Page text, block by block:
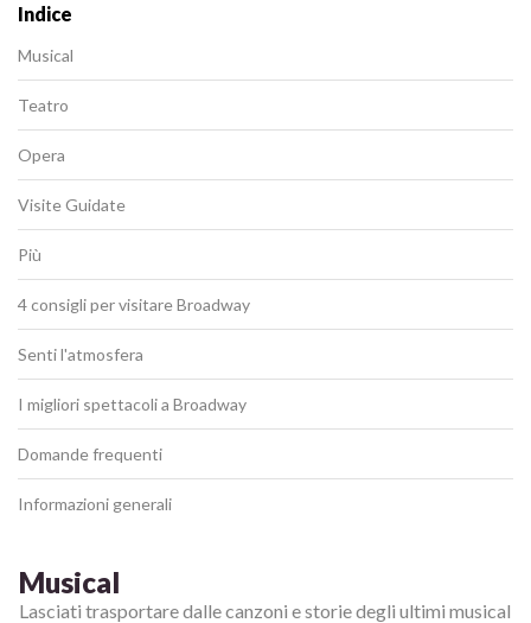
Indice
Musical
Teatro
Opera
Visite Guidate
Più
4 consigli per visitare Broadway
Senti l'atmosfera
I migliori spettacoli a Broadway
Domande frequenti
Informazioni generali
Musical
Lasciati trasportare dalle canzoni e storie degli ultimi musical